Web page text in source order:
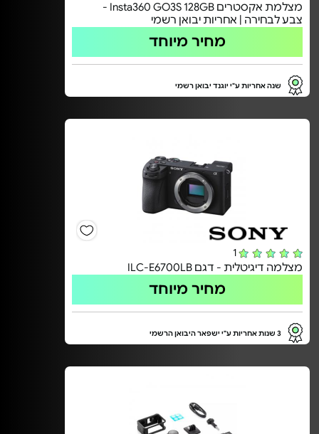
מצלמת אקסטרים Insta360 GO3S 128GB -
צבע לבחירה | אחריות יבואן רשמי
מחיר מיוחד
שנה אחריות ע"י יוגנד יבואן רשמי
1
מצלמה דיגיטלית - דגם ILC-E6700LB
מחיר מיוחד
3 שנות אחריות ע"י ישפאר היבואן הרשמי